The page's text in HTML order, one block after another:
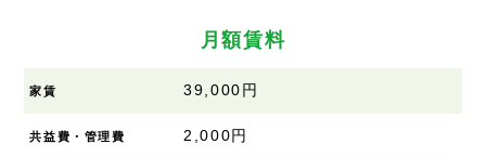
月額賃料
家賃 39,000円
共益費・管理費 2,000円